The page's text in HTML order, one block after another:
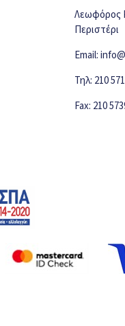
Λεωφόρος
Περιστέρι
Email:
Τηλ: 210
Fax: 210